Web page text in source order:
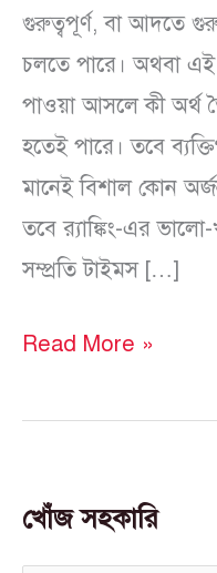
গুরুত্বপূর্ণ, বা আদতে
চলতে পারে। অথবা এই
পাওয়া আসলে কী অর্থ
হতেই পারে। তবে
মানেই বিশাল কোন
তবে র‍্যাঙ্কিং-এর
সম্প্রতি টাইমস […]
Read More »
খোঁজ সহকারি